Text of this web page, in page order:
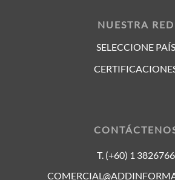
NUESTRA RED
SELECCIONE PAÍS
T. (+60) 1 3826766